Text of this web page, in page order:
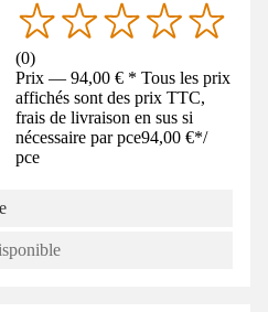
(0)
Prix — 94,00 € * Tous les prix
affichés sont des prix TTC,
frais de livraison en sus si
nécessaire par pce94,00 €*/
pce